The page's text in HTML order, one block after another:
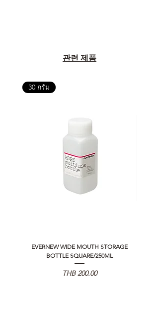
관련 제품
30 กรัม
EVERNEW WIDE MOUTH STORAGE
BOTTLE SQUARE/250ML
가격
THB 200.00